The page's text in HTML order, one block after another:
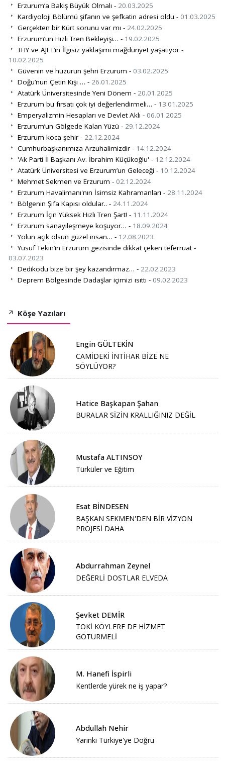
Erzurum’a Bakış Büyük Olmalı - 20.03.2025
Kardiyoloji Bölümü şifanın ve şefkatin adresi oldu - 01.03.2025
Gerçekten bir Kürt sorunu var mı - 24.02.2025
Erzurum’un Hızlı Tren Bekleyişi… - 19.02.2025
THY ve AJET’in İlgisiz yaklaşımı mağduriyet yaşatıyor -
10.02.2025
Güvenin ve huzurun şehri Erzurum - 03.02.2025
Doğu’nun Çetin Kışı … - 26.01.2025
Atatürk Üniversitesinde Yeni Dönem - 20.01.2025
Erzurum bu fırsatı çok iyi değerlendirmeli… - 13.01.2025
Emperyalizmin Hesapları ve Devlet Aklı - 06.01.2025
Erzurum’un Gölgede Kalan Yüzü - 29.12.2024
Erzurum koca şehir - 22.12.2024
Cumhurbaşkanımıza Arzuhalimizdir - 14.12.2024
'Ak Parti İl Başkanı Av. İbrahim Küçükoğlu' - 12.12.2024
Atatürk Üniversitesi ve Erzurum’un Geleceği - 10.12.2024
Mehmet Sekmen ve Erzurum - 02.12.2024
Erzurum Havalimanı'nın İsimsiz Kahramanları - 28.11.2024
Bölgenin Şifa Kapısı oldular.. - 24.11.2024
Erzurum İçin Yüksek Hızlı Tren Şart! - 11.11.2024
Erzurum sanayileşmeye koşuyor… - 18.09.2024
Yolun açık olsun güzel insan… - 12.08.2023
Yusuf Tekin’in Erzurum gezisinde dikkat çeken teferruat -
03.07.2023
Dedikodu bize bir şey kazandırmaz… - 22.02.2023
Deprem Bölgesinde Dadaşlar içimizi ısıttı - 09.02.2023
Köşe Yazıları
Engin GÜLTEKİN
CAMİDEKİ İNTİHAR BİZE NE
SÖYLÜYOR?
Hatice Başkapan Şahan
BURALAR SİZİN KRALLIĞINIZ DEĞİL
Mustafa ALTINSOY
Türküler ve Eğitim
Esat BİNDESEN
BAŞKAN SEKMEN'DEN BİR VİZYON
PROJESİ DAHA
Abdurrahman Zeynel
DEĞERLİ DOSTLAR ELVEDA
Şevket DEMİR
TOKİ KÖYLERE DE HİZMET
GÖTÜRMELİ
M. Hanefi İspirli
Kentlerde yürek ne iş yapar?
Abdullah Nehir
Yarınki Türkiye'ye Doğru